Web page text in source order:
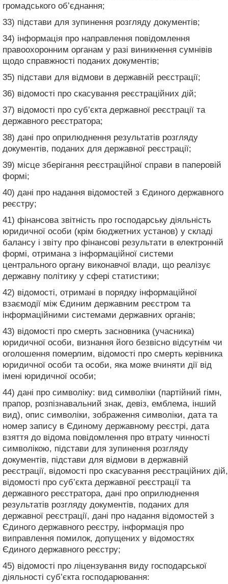
громадського об’єднання;
33) підстави для зупинення розгляду документів;
34) інформація про направлення повідомлення
правоохоронним органам у разі виникнення сумнівів
щодо справжності поданих документів;
35) підстави для відмови в державній реєстрації;
36) відомості про скасування реєстраційних дій;
37) відомості про суб’єкта державної реєстрації та
державного реєстратора;
38) дані про оприлюднення результатів розгляду
документів, поданих для державної реєстрації;
39) місце зберігання реєстраційної справи в паперовій
формі;
40) дані про надання відомостей з Єдиного державного
реєстру;
41) фінансова звітність про господарську діяльність
юридичної особи (крім бюджетних установ) у складі
балансу і звіту про фінансові результати в електронній
формі, отримана з інформаційної системи
центрального органу виконавчої влади, що реалізує
державну політику у сфері статистики;
42) відомості, отримані в порядку інформаційної
взаємодії між Єдиним державним реєстром та
інформаційними системами державних органів;
43) відомості про смерть засновника (учасника)
юридичної особи, визнання його безвісно відсутнім чи
оголошення померлим, відомості про смерть керівника
юридичної особи та особи, яка може вчиняти дії від
імені юридичної особи;
44) дані про символіку: вид символіки (партійний гімн,
прапор, розпізнавальний знак, девіз, емблема, інший
вид), опис символіки, зображення символіки, дата та
номер запису в Єдиному державному реєстрі, дата
взяття до відома повідомлення про втрату чинності
символікою, підстави для зупинення розгляду
документів, підстави для відмови в державній
реєстрації, відомості про скасування реєстраційних дій,
відомості про суб’єкта державної реєстрації та
державного реєстратора, дані про оприлюднення
результатів розгляду документів, поданих для
державної реєстрації, дані про надання відомостей з
Єдиного державного реєстру, інформація про
виправлення помилок, допущених у відомостях
Єдиного державного реєстру;
45) відомості про ліцензування виду господарської
діяльності суб’єкта господарювання: